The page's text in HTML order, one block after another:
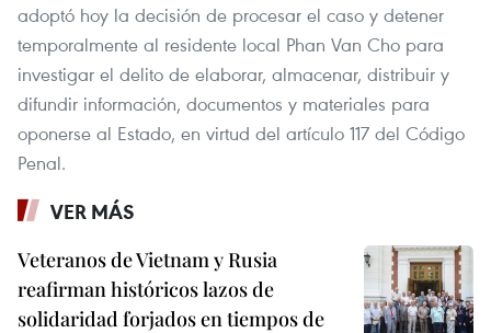
adoptó hoy la decisión de procesar el caso y detener
temporalmente al residente local Phan Van Cho para
investigar el delito de elaborar, almacenar, distribuir y
difundir información, documentos y materiales para
oponerse al Estado, en virtud del artículo 117 del Código
Penal.
VER MÁS
Veteranos de Vietnam y Rusia
reafirman históricos lazos de
solidaridad forjados en tiempos de